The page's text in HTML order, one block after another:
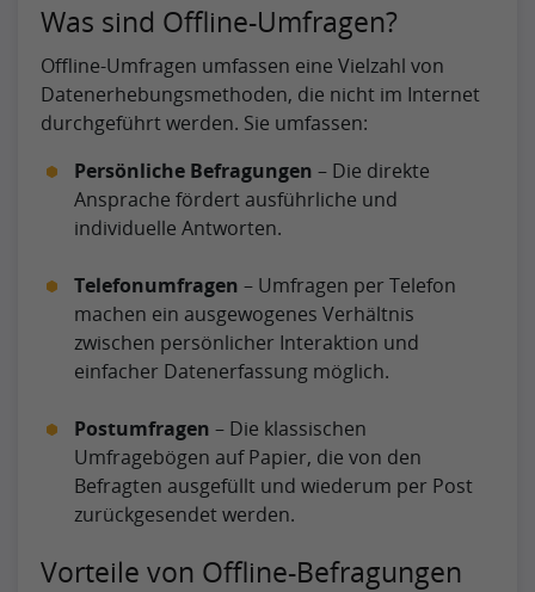
Was sind Offline-Umfragen?
Offline-Umfragen umfassen eine Vielzahl von
Datenerhebungsmethoden, die nicht im Internet
durchgeführt werden. Sie umfassen:
Persönliche Befragungen – Die direkte
Ansprache fördert ausführliche und
individuelle Antworten.
Telefonumfragen – Umfragen per Telefon
machen ein ausgewogenes Verhältnis
zwischen persönlicher Interaktion und
einfacher Datenerfassung möglich.
Postumfragen – Die klassischen
Umfragebögen auf Papier, die von den
Befragten ausgefüllt und wiederum per Post
zurückgesendet werden.
Vorteile von Offline-Befragungen